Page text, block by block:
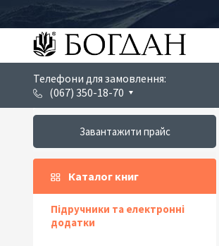
Телефони для замовлення:
(067) 350-18-70
Завантажити прайс
Каталог книг
Підручники та електронні
додатки